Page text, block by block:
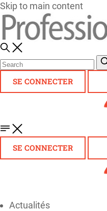
Skip to main content
SE CONNECTER
SE CONNECTER
Actualités